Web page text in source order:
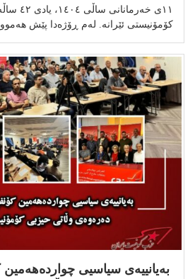
١١ی
کۆمۆنیستی ئێرانە. لەم ڕۆژەدا پێش
بەیانییەی سیاسیی